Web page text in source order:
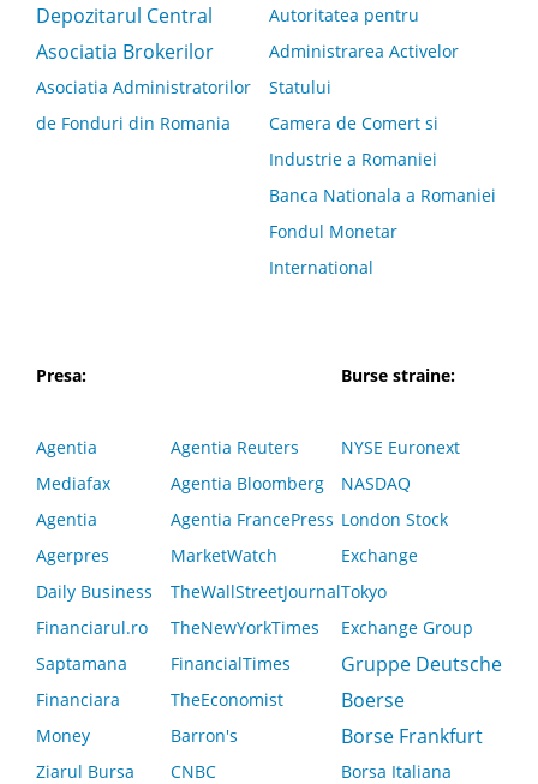
Depozitarul Central
Asociatia Brokerilor
Asociatia Administratorilor
de Fonduri din Romania
Autoritatea pentru
Administrarea Activelor
Statului
Camera de Comert si
Industrie a Romaniei
Banca Nationala a Romaniei
Fondul Monetar
International
Presa:
Agentia
Mediafax
Agentia
Agerpres
Daily Business
Financiarul.ro
Saptamana
Financiara
Money
Ziarul Bursa
Agentia Reuters
Agentia Bloomberg
Agentia FrancePress
MarketWatch
TheWallStreetJournal
TheNewYorkTimes
FinancialTimes
TheEconomist
Barron's
CNBC
Burse straine:
NYSE Euronext
NASDAQ
London Stock
Exchange
Tokyo
Exchange Group
Gruppe Deutsche
Boerse
Borse Frankfurt
Borsa Italiana